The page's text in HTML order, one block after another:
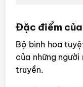
Đặc điểm
Bộ bình hoa
của những
truyền.